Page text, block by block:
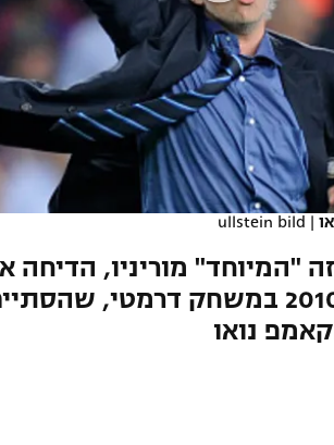
|
ullstein bild
"המיוחד" מוריניו, הדיחה
בחצי גמר ליגת האלופות 2010 במשחק
נואו